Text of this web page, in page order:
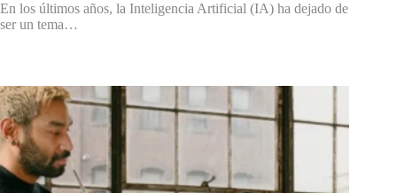
En los últimos años, la Inteligencia Artificial (IA) ha dejado de
ser un tema…